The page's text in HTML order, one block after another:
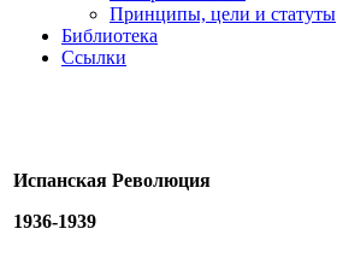
Принципы, цели и статуты
Библиотека
Ссылки
Испанская Революция
1936-1939